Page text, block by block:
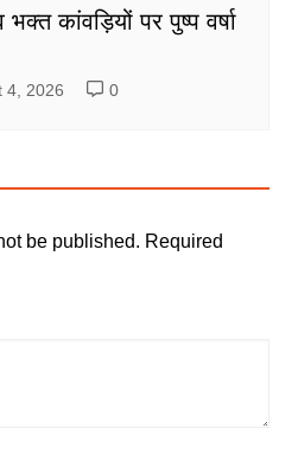
कांवड़ियों पर पुष्प वर्षा
4, 2026 0
be published. Required